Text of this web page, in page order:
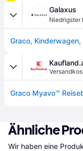
Galaxus
Niedrigster
Ähnliche
Wir haben eine